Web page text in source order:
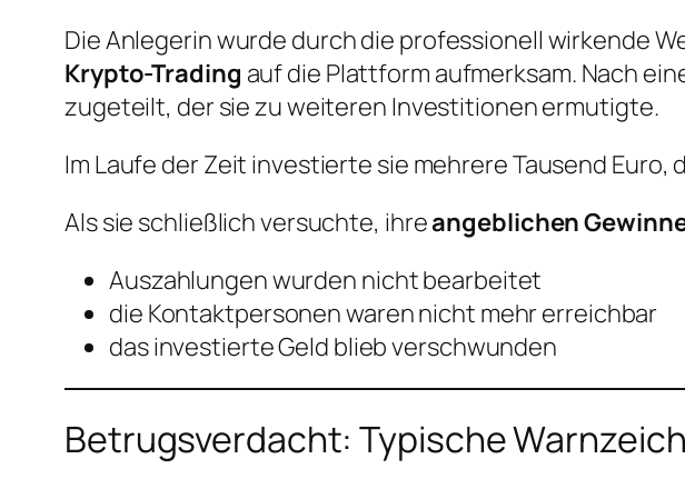
Die Anlegerin wurde durch die professionell wirkende
Krypto-Trading auf die Plattform aufmerksam. Nach
zugeteilt, der sie zu weiteren Investitionen ermutigte.
Im Laufe der Zeit investierte sie mehrere Tausend
Als sie schließlich versuchte, ihreangeblichen
Auszahlungen wurden nicht bearbeitet
die Kontaktpersonen waren nicht mehr erreichbar
das investierte Geld blieb verschwunden
Betrugsverdacht: Typische